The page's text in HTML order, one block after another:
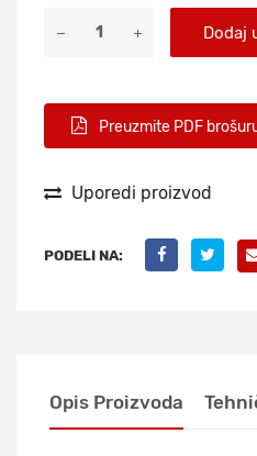
Dodaj
Preuzmite PDF
Uporedi proizvod
PODELI NA:
Opis Proizvoda